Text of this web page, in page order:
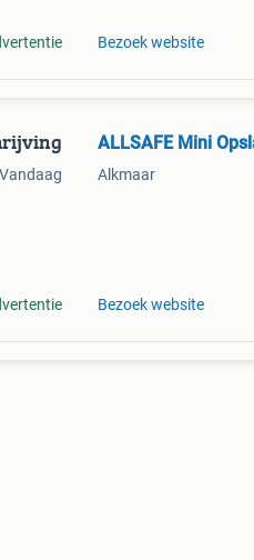
Bezoek website
Vandaag Alkmaar
Bezoek website